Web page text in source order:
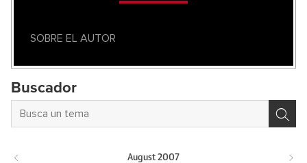
SOBRE EL AUTOR
Buscador
August 2007